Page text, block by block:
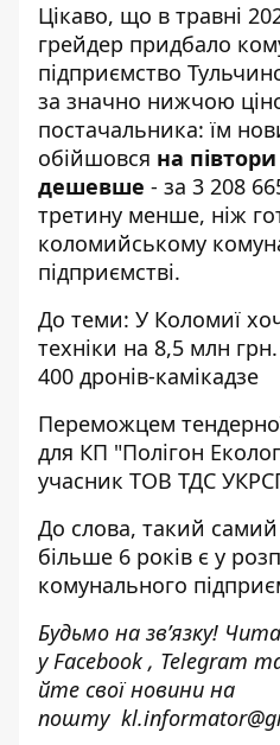
Цікаво, що в травні
грейдер придбало
підприємство
за значно нижчою
постачальника: їм
обійшовся на
дешевше - за 3 208
третину менше, ніж
коломийському
підприємстві.
До теми: У Коломиї
техніки на 8,5 млн
400 дронів-камікадзе
Переможцем
для КП "Полігон
учасник ТОВ ТДС
До слова, такий
більше 6 років є у
комунального
Будьмо на зв’язку!
уFacebook, Telegram
йте свої новини на
пошту